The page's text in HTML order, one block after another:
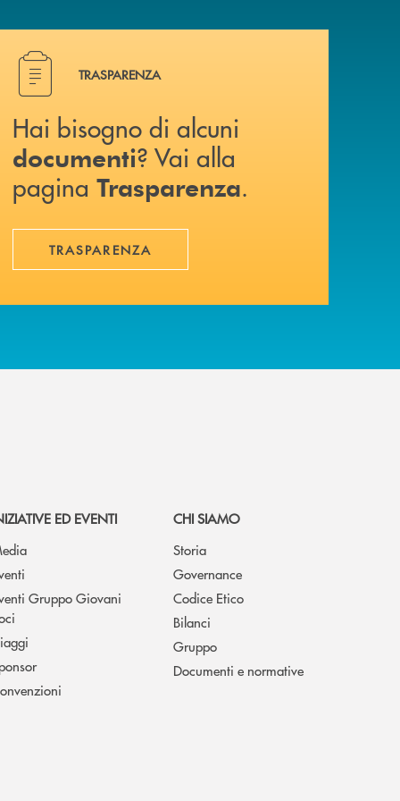
Contattaci .
Hai bisogno di alcuni documenti ? Vai alla pagina
TRASPARENZA
Hai bisogno di alcuni
documenti? Vai alla
pagina Trasparenza.
TRASPARENZA
ED EVENTI
Gruppo Giovani
CHI SIAMO
Storia
Governance
Codice Etico
Bilanci
Gruppo
Documenti e normative